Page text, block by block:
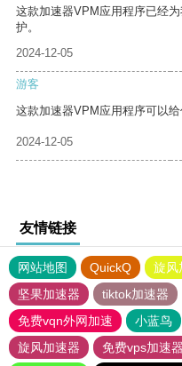
这款加速器VPM应用程序已经
护。
2024-12-05
游客
这款加速器VPM应用程序可以
2024-12-05
友情链接
网站地图 QuickQ 旋风
坚果加速器
tiktok加速器
免费vqn外网加速
小蓝鸟
旋风加速器
免费vps加速